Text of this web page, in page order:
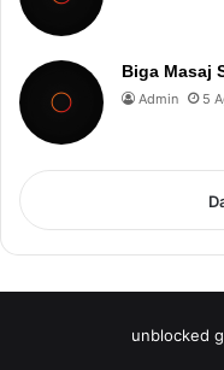
Biga Masaj
Admin 5
unblocked